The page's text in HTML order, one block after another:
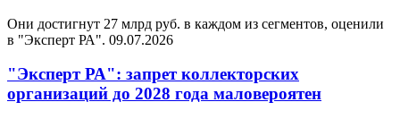
Они достигнут 27 млрд руб. в каждом из сегментов, оценили
в "Эксперт РА". 09.07.2026
"Эксперт РА": запрет коллекторских
организаций до 2028 года маловероятен